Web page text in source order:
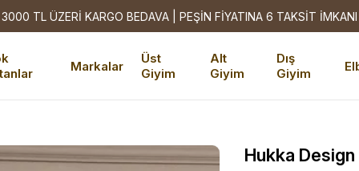
3000 TL ÜZERİ KARGO BEDAVA | PEŞİN FİYATINA 6 TAKSİT İMKANI
Markalar
Üst
Giyim
Alt
Giyim
Dış
Giyim
Hukka